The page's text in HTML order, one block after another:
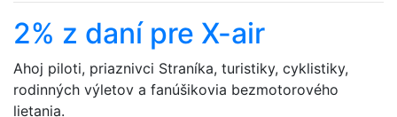
2% z daní pre X-air
Ahoj piloti, priaznivci Straníka, turistiky, cyklistiky,
rodinných výletov a fanúšikovia bezmotorového
lietania.